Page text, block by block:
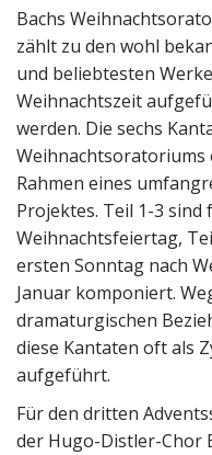
Bachs
zählt zu den wohl
und beliebtesten
Weihnachtszeit
werden. Die sechs
Weihnachtsoratoriums
Rahmen eines
Projektes. Teil 1-3
Weihnachtsfeiertag,
ersten Sonntag nach
Januar komponiert.
dramaturgischen
diese Kantaten oft als
aufgeführt.
Für den dritten
der Hugo-Distler-Chor